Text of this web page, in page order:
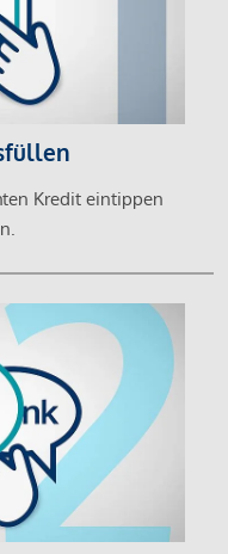
Kredit eintippen